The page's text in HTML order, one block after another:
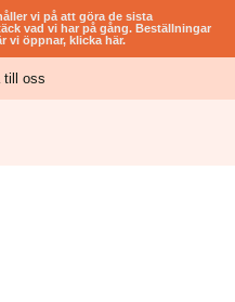
vi på att göra de sista
vad vi har på gång. Beställningar
vi öppnar, klicka här.​
till oss